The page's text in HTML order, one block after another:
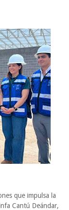
Jueves, 6 Agosto
que impulsa la
Cantú Deándar,